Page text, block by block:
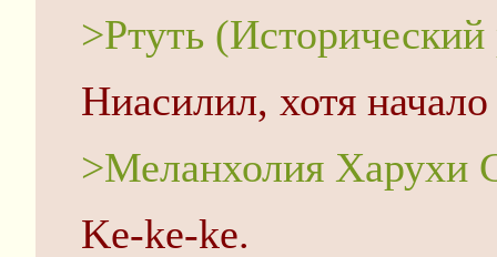
>Ртуть
Ниасилил, хотя
>Меланхолия Харухи
Ke-ke-ke.